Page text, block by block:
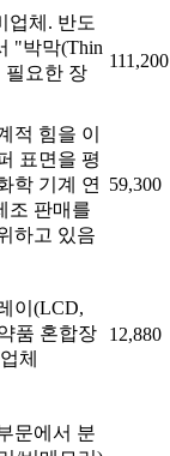
업체. 반도
"박막(Thin
필요한 장
111,200
적 힘을 이
표면을 평
학 기계 연
조 판매를
하고 있음
59,300
이(LCD,
품 혼합장
체
12,880
문에서 분